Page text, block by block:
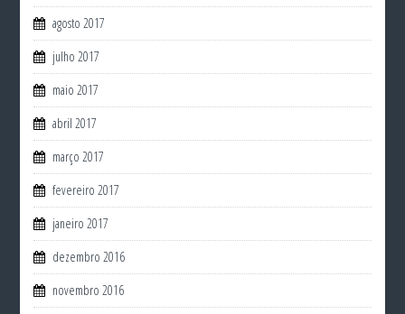
agosto 2017
julho 2017
maio 2017
abril 2017
março 2017
fevereiro 2017
janeiro 2017
dezembro 2016
novembro 2016